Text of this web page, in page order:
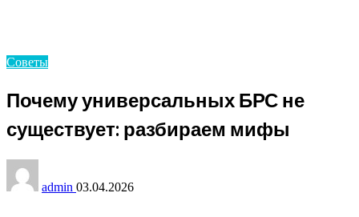
Советы
Почему универсальных БРС не
существует: разбираем мифы
admin 03.04.2026